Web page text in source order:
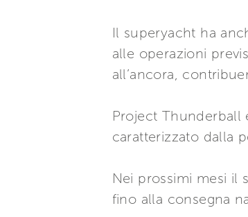
Il superyacht ha
alle operazioni
all’ancora,
Project
caratterizzato dalla
Nei prossimi mesi il
fino alla consegna